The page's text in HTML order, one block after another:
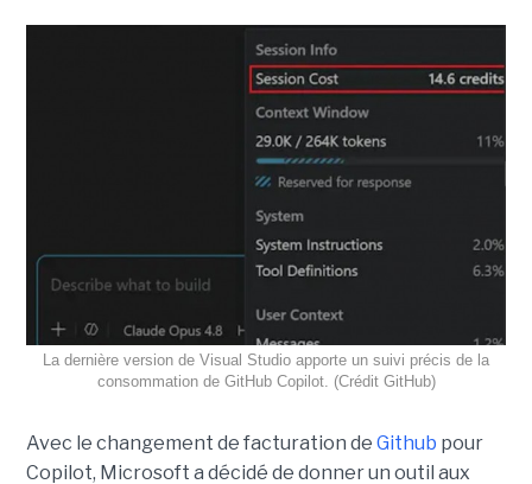
La dernière version de Visual Studio apporte un suivi précis de la
consommation de GitHub Copilot. (Crédit GitHub)
Avec le changement de facturation de Github pour
Copilot, Microsoft a décidé de donner un outil aux